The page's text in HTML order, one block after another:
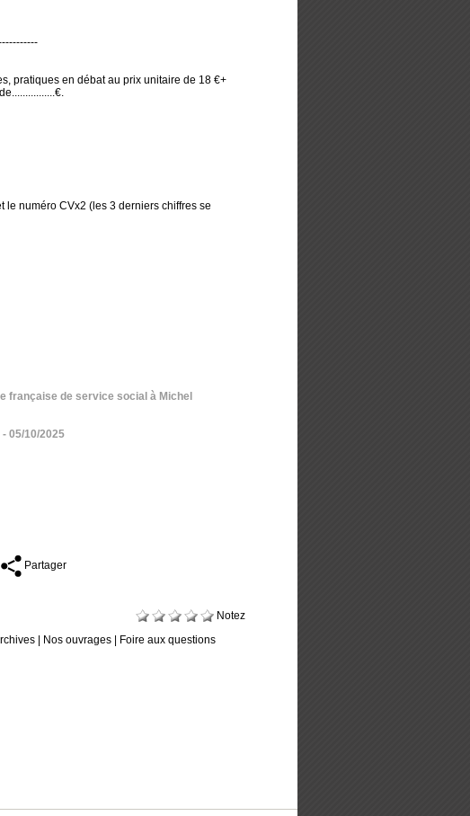
pratiques en débat au prix unitaire de 18 €+
le numéro CVx2 (les 3 derniers chiffres se
française de service social à Michel
- 05/10/2025
Partager
Notez
Nos ouvrages Foire aux questions